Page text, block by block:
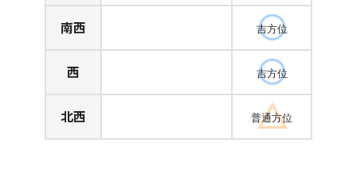
南西 吉方位
西 吉方位
北西 普通方位